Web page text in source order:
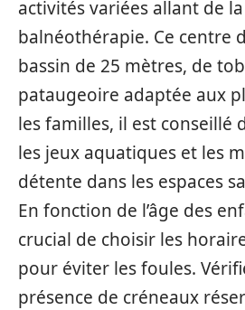
activités variées allant de
balnéothérapie. Ce centre
bassin de 25 mètres, de
pataugeoire adaptée aux
les familles, il est conseillé
les jeux aquatiques et les
détente dans les espaces
En fonction de l’âge des
crucial de choisir les
pour éviter les foules.
présence de créneaux